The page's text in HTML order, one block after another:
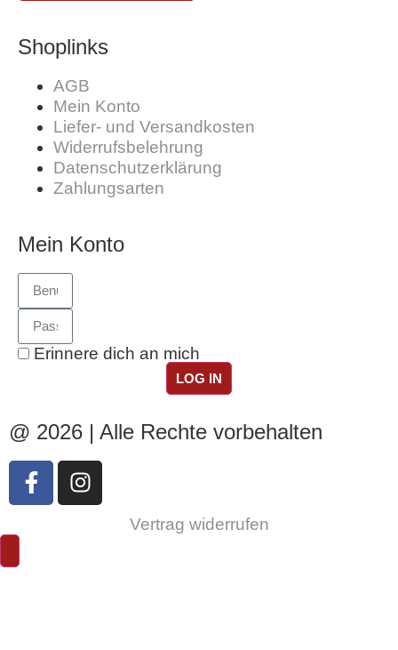
Shoplinks
AGB
Mein Konto
Liefer- und Versandkosten
Widerrufsbelehrung
Datenschutzerklärung
Zahlungsarten
Mein Konto
Erinnere dich an mich
LOG IN
@ 2026 | Alle Rechte vorbehalten
Vertrag widerrufen